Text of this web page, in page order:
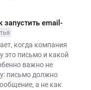
запустить email-
когда компания
это письмо и какой
важно не
письмо должно
а не как